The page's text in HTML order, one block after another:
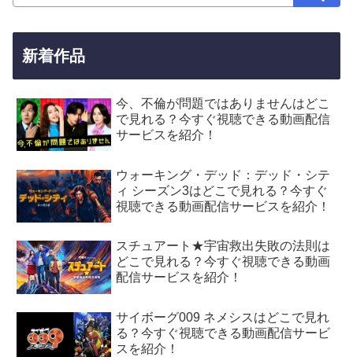
新着作品
今、不倫が問題ではありませんはどこ
で見れる？今すぐ視聴できる動画配信
サービスを紹介！
ウォーキング・デッド：デッド・シテ
ィ シーズン3はどこで見れる？今すぐ
視聴できる動画配信サービスを紹介！
スチュアート★宇宙救出失敗の法則は
どこで見れる？今すぐ視聴できる動画
配信サービスを紹介！
サイボーグ009 ネメシスはどこで見れ
る？今すぐ視聴できる動画配信サービ
スを紹介！